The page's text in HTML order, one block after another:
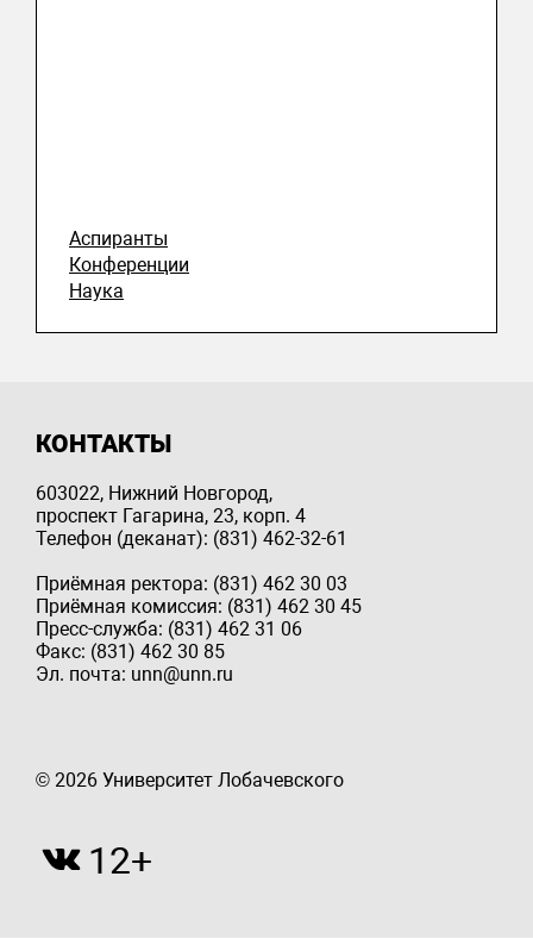
Аспиранты
Конференции
Наука
КОНТАКТЫ
603022, Нижний Новгород,
проспект Гагарина, 23, корп. 4
Телефон (деканат): (831) 462-32-61
Приёмная ректора: (831) 462 30 03
Приёмная комиссия: (831) 462 30 45
Пресс-служба: (831) 462 31 06
Факс: (831) 462 30 85
Эл. почта: unn@unn.ru
© 2026 Университет Лобачевского
12+